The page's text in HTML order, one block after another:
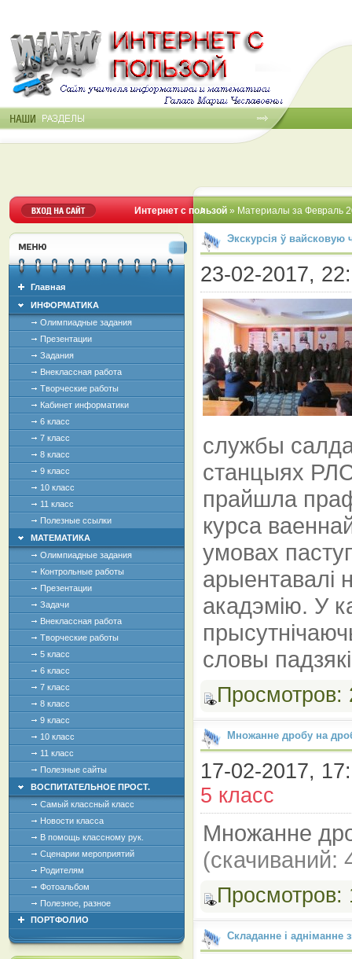
Интернет с пользой » Материалы за Февраль
Главная
ИНФОРМАТИКА
Олимпиадные задания
Презентации
Задания
Внеклассная работа
Творческие работы
Кабинет информатики
6 класс
7 класс
8 класс
9 класс
10 класс
11 класс
Полезные ссылки
МАТЕМАТИКА
Олимпиадные задания
Контрольные работы
Презентации
Задачи
Внеклассная работа
Творческие работы
5 класс
6 класс
7 класс
8 класс
9 класс
10 класс
11 класс
Полезные сайты
ВОСПИТАТЕЛЬНОЕ ПРОСТ.
Самый классный класс
Новости класса
В помощь классному рук.
Сценарии мероприятий
Родителям
Фотоальбом
Полезное, разное
ПОРТФОЛИО
Экскурсія ў вайсковую
23-02-2017,
службы
станцыях
прайшла
курса
умовах
арыентавалі
акадэмію. У
словы
Множанне дробу на
17-02-2017,
5 класс
Множанне
(cкачиваний:
Складанне і адніманне